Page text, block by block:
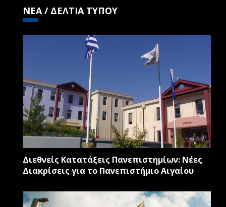
ΝΕΑ / ΔΕΛΤΙΑ ΤΥΠΟΥ
Διεθνείς Κατατάξεις Πανεπιστημίων: Νέες
Διακρίσεις για το Πανεπιστήμιο Αιγαίου